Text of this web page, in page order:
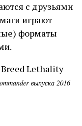
с друзьями
играют
форматы
выпуска 2016